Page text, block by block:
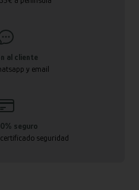
al cliente
y email
seguro
seguridad